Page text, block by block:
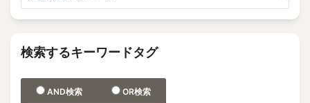
検索するキーワードタグ
AND検索 OR検索